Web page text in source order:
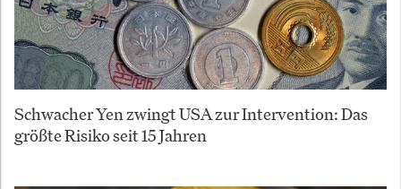
Schwacher Yen zwingt USA zur Intervention: Das
größte Risiko seit 15 Jahren